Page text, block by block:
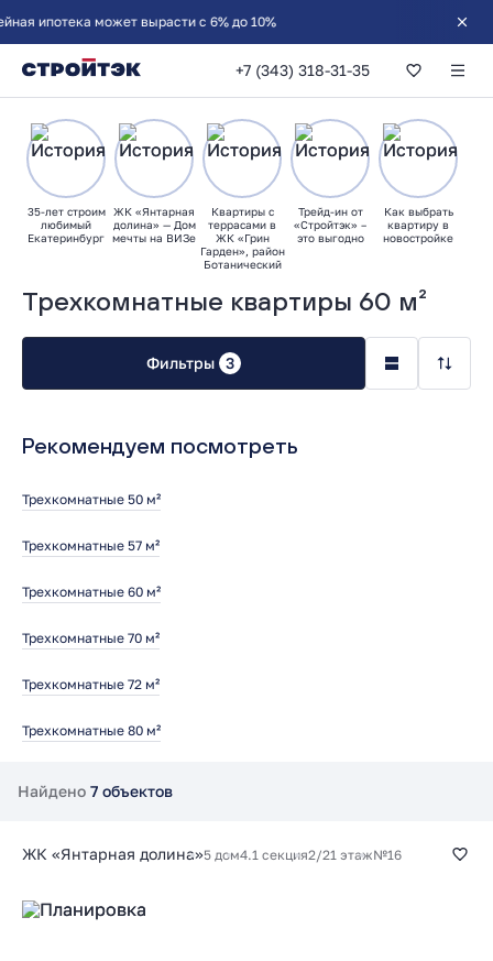
+7 (343) 318-31-35
Трехкомнатные квартиры 60 м²
35-лет строим
любимый
Екатеринбург
ЖК «Янтарная
долина» — Дом
мечты на ВИЗе
Квартиры с
террасами в
ЖК «Грин
Гарден», район
Ботанический
Трейд-ин от
«Стройтэк» –
это выгодно
Как выбрать
квартиру в
новостройке
Фильтры 3
Рекомендуем посмотреть
Трехкомнатные 50 м²
Трехкомнатные 57 м²
Трехкомнатные 60 м²
Трехкомнатные 70 м²
Трехкомнатные 72 м²
Трехкомнатные 80 м²
Найдено 7 объектов
ЖК «Янтарная долина»5 дом4.1 секция2/21 этаж№16